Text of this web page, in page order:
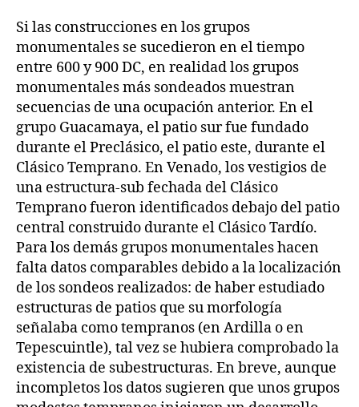
Si las construcciones en los grupos
monumentales se sucedieron en el tiempo
entre 600 y 900 DC, en realidad los grupos
monumentales más sondeados muestran
secuencias de una ocupación anterior. En el
grupo Guacamaya, el patio sur fue fundado
durante el Preclásico, el patio este, durante el
Clásico Temprano. En Venado, los vestigios de
una estructura-sub fechada del Clásico
Temprano fueron identificados debajo del patio
central construido durante el Clásico Tardío.
Para los demás grupos monumentales hacen
falta datos comparables debido a la localización
de los sondeos realizados: de haber estudiado
estructuras de patios que su morfología
señalaba como tempranos (en Ardilla o en
Tepescuintle), tal vez se hubiera comprobado la
existencia de subestructuras. En breve, aunque
incompletos los datos sugieren que unos grupos